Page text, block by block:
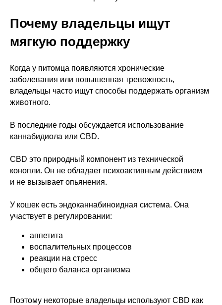
Почему владельцы ищут
мягкую поддержку
Когда у питомца появляются хронические
заболевания или повышенная тревожность,
владельцы часто ищут способы поддержать организм
животного.
В последние годы обсуждается использование
каннабидиола или CBD.
CBD это природный компонент из технической
конопли. Он не обладает психоактивным действием
и не вызывает опьянения.
У кошек есть эндоканнабиноидная система. Она
участвует в регулировании:
аппетита
воспалительных процессов
реакции на стресс
общего баланса организма
Поэтому некоторые владельцы используют CBD как